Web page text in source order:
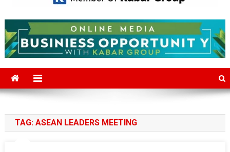
Mediajakarta.com
TAG: ASEAN LEADERS MEETING